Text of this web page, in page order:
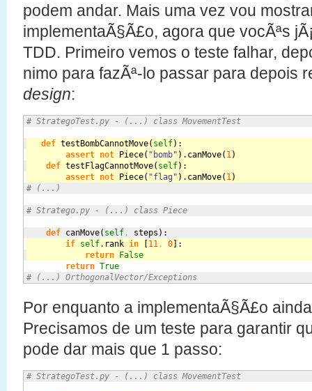
podem andar. Mais uma vez vou
implementaÃ§Ã£o, agora que vocÃªs
TDD. Primeiro vemos o teste falhar,
nimo para fazÃª-lo passar para depois
design:
# StrategoTest.py - (...) class MovementTest
def testBombCannotMove( self) :
assert not Piece( "bomb" ) . canMove( 1)
def testFlagCannotMove( self) :
assert not Piece( "flag" ) . canMove( 1)
# (...)
# Stratego.py - (...) class Piece
def canMove( self, steps )
if self. rank in 11, 0
:
return
False
return True
# (...) OrthogonalVector/Exceptions
Por enquanto a implementaÃ§Ã£o
Precisamos de um teste para garantir
pode dar mais que 1 passo:
# StrategoTest.py - (...) class MovementTest